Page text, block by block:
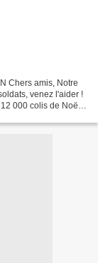
Chers amis, Notre
venez l'aider !
000 colis de Noël